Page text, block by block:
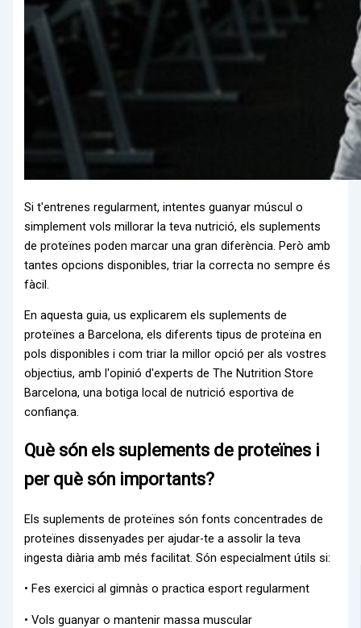
Si t'entrenes regularment, intentes guanyar múscul o
simplement vols millorar la teva nutrició, els suplements
de proteïnes poden marcar una gran diferència. Però amb
tantes opcions disponibles, triar la correcta no sempre és
fàcil.
En aquesta guia, us explicarem els suplements de
proteïnes a Barcelona, els diferents tipus de proteïna en
pols disponibles i com triar la millor opció per als vostres
objectius, amb l'opinió d'experts de The Nutrition Store
Barcelona, una botiga local de nutrició esportiva de
confiança.
Què són els suplements de proteïnes i
per què són importants?
Els suplements de proteïnes són fonts concentrades de
proteïnes dissenyades per ajudar-te a assolir la teva
ingesta diària amb més facilitat. Són especialment útils si:
• Fes exercici al gimnàs o practica esport regularment
• Vols guanyar o mantenir massa muscular